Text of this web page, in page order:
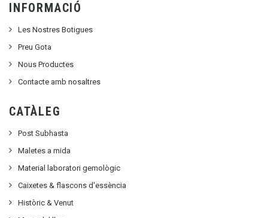
INFORMACIÓ
Les Nostres Botigues
Preu Gota
Nous Productes
Contacte amb nosaltres
CATÀLEG
Post Subhasta
Maletes a mida
Material laboratori gemològic
Caixetes & flascons d'essència
Històric & Venut